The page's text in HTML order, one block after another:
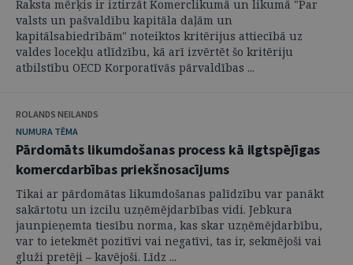
Raksta mērķis ir iztirzāt Komerclikumā un likumā "Par
valsts un pašvaldību kapitāla daļām un
kapitālsabiedrībām" noteiktos kritērijus attiecībā uz
valdes locekļu atlīdzību, kā arī izvērtēt šo kritēriju
atbilstību OECD Korporatīvās pārvaldības ...
ROLANDS NEILANDS
NUMURA TĒMA
Pārdomāts likumdošanas process kā ilgtspējīgas
komercdarbības priekšnosacījums
Tikai ar pārdomātas likumdošanas palīdzību var panākt
sakārtotu un izcilu uzņēmējdarbības vidi. Jebkura
jaunpieņemta tiesību norma, kas skar uzņēmējdarbību,
var to ietekmēt pozitīvi vai negatīvi, tas ir, sekmējoši vai
gluži pretēji – kavējoši. Līdz ...